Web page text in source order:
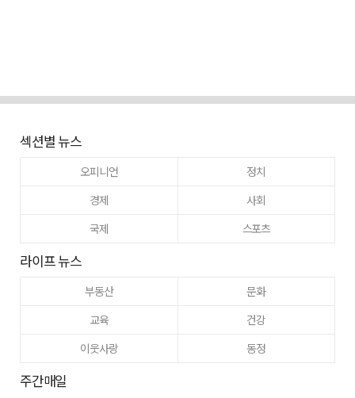
섹션별 뉴스
오피니언
정치
경제
사회
국제
스포츠
라이프 뉴스
부동산
문화
교육
건강
이웃사랑
동정
주간매일